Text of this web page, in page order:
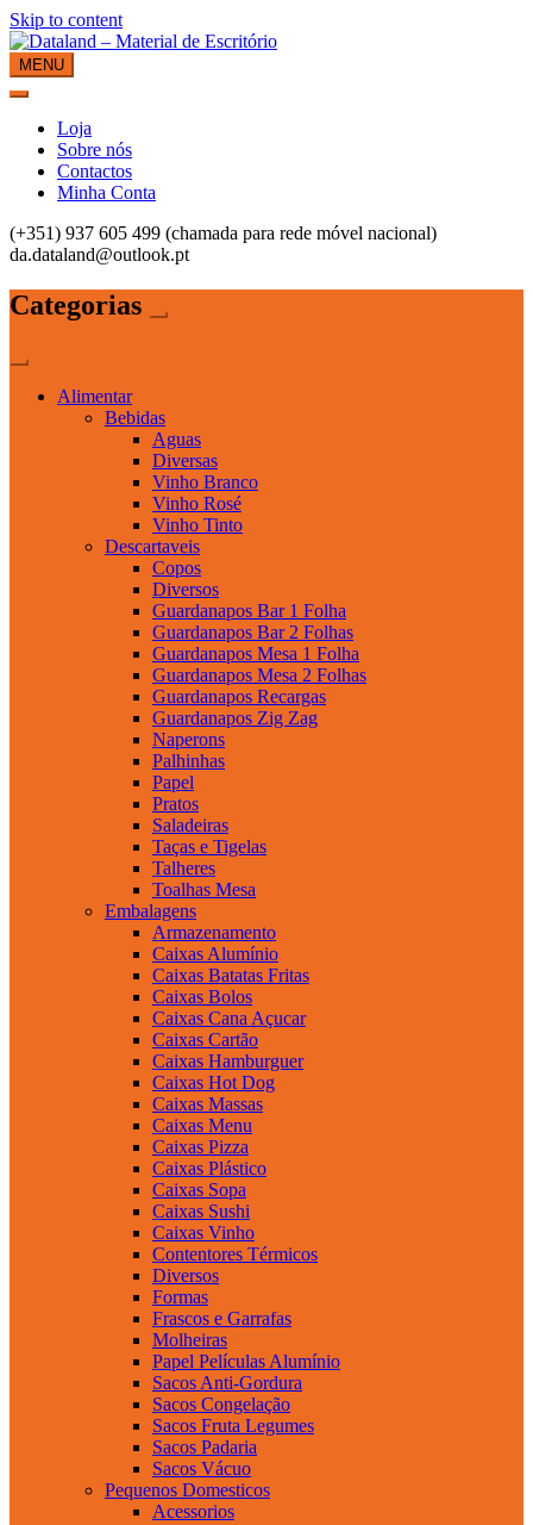
Skip to content
Dataland – Material de Escritório
Material de Escritório
MENU
Loja
Sobre nós
Contactos
Minha Conta
(+351) 937 605 499 (chamada para rede móvel nacional)
da.dataland@outlook.pt
Categorias
Alimentar
Bebidas
Aguas
Diversas
Vinho Branco
Vinho Rosé
Vinho Tinto
Descartaveis
Copos
Diversos
Guardanapos Bar 1 Folha
Guardanapos Bar 2 Folhas
Guardanapos Mesa 1 Folha
Guardanapos Mesa 2 Folhas
Guardanapos Recargas
Guardanapos Zig Zag
Naperons
Palhinhas
Papel
Pratos
Saladeiras
Taças e Tigelas
Talheres
Toalhas Mesa
Embalagens
Armazenamento
Caixas Alumínio
Caixas Batatas Fritas
Caixas Bolos
Caixas Cana Açucar
Caixas Cartão
Caixas Hamburguer
Caixas Hot Dog
Caixas Massas
Caixas Menu
Caixas Pizza
Caixas Plástico
Caixas Sopa
Caixas Sushi
Caixas Vinho
Contentores Térmicos
Diversos
Formas
Frascos e Garrafas
Molheiras
Papel Películas Alumínio
Sacos Anti-Gordura
Sacos Congelação
Sacos Fruta Legumes
Sacos Padaria
Sacos Vácuo
Pequenos Domesticos
Acessorios